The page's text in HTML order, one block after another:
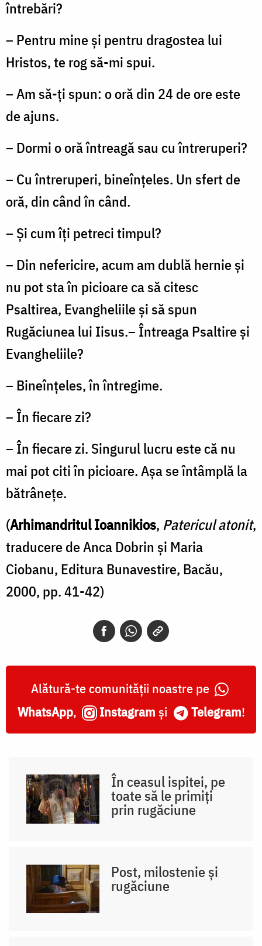
întrebări?
– Pentru mine şi pentru dragostea lui
Hristos, te rog să-mi spui.
– Am să-ţi spun: o oră din 24 de ore este
de ajuns.
– Dormi o oră întreagă sau cu întreruperi?
– Cu întreruperi, bineînţeles. Un sfert de
oră, din când în când.
– Şi cum îţi petreci timpul?
– Din nefericire, acum am dublă hernie şi
nu pot sta în picioare ca să citesc
Psaltirea, Evangheliile şi să spun
Rugăciunea lui Iisus.– Întreaga Psaltire şi
Evangheliile?
– Bineînţeles, în întregime.
– În fiecare zi?
– În fiecare zi. Singurul lucru este că nu
mai pot citi în picioare. Aşa se întâmplă la
bătrâneţe.
(Arhimandritul Ioannikios, Patericul atonit,
traducere de Anca Dobrin și Maria
Ciobanu, Editura Bunavestire, Bacău,
2000, pp. 41-42)
Alătură-te comunității noastre pe
WhatsApp, Instagram și Telegram!
În ceasul ispitei, pe
toate să le primiți
prin rugăciune
Post, milostenie și
rugăciune